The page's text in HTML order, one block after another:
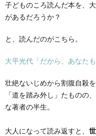
子どものころ読んだ本を、
があるだろうか？
と、読んだのがこちら。
大平光代「だから、あなたも
壮絶ないじめから割腹自殺
「道を踏み外し」たものの
な著者の半生。
大人になって読み返すと、